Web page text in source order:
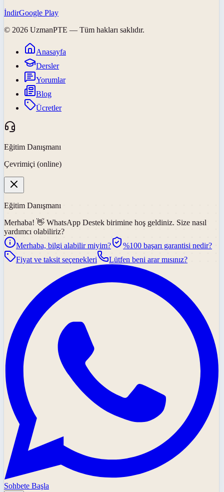
İndirGoogle Play
© 2026 UzmanPTE — Tüm hakları saklıdır.
Anasayfa
Dersler
Yorumlar
Blog
Ücretler
Eğitim Danışmanı
Çevrimiçi (online)
Eğitim Danışmanı
Merhaba! 👋 WhatsApp Destek birimine hoş geldiniz. Size nasıl
yardımcı olabiliriz?
Merhaba, bilgi alabilir miyim?
%100 başarı garantisi nedir?
Fiyat ve taksit seçenekleri
Lütfen beni arar mısınız?
Sohbete Başla